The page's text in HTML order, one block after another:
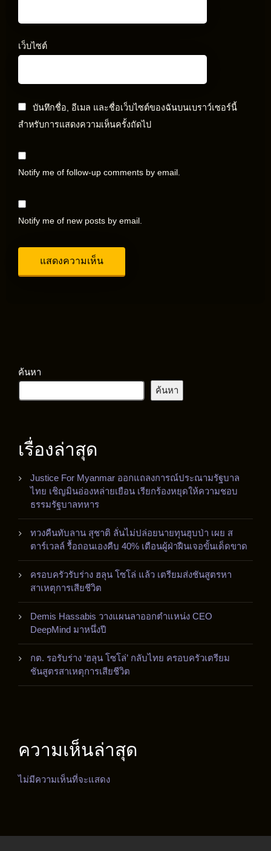
เว็บไซต์
บันทึกชื่อ, อีเมล และชื่อเว็บไซต์ของฉันบนเบราว์เซอร์นี้
สำหรับการแสดงความเห็นครั้งถัดไป
Notify me of follow-up comments by email.
Notify me of new posts by email.
ค้นหา
ค้นหา
เรื่องล่าสุด
Justice For Myanmar ออกแถลงการณ์ประณามรัฐบาล
ไทย เชิญมินอ่องหล่ายเยือน เรียกร้องหยุดให้ความชอบ
ธรรมรัฐบาลทหาร
ทวงคืนทับลาน สุชาติ ลั่นไม่ปล่อยนายทุนฮุบป่า เผย ส
ตาร์เวลล์ รื้อถอนเองคืบ 40% เตือนผู้ฝ่าฝืนเจอขั้นเด็ดขาด
ครอบครัวรับร่าง ฮลุน โซโล่ แล้ว เตรียมส่งชันสูตรหา
สาเหตุการเสียชีวิต
Demis Hassabis วางแผนลาออกตำแหน่ง CEO
DeepMind มาหนึ่งปี
กต. รอรับร่าง ‘ฮลุน โซโล่’ กลับไทย ครอบครัวเตรียม
ชันสูตรสาเหตุการเสียชีวิต
ความเห็นล่าสุด
ไม่มีความเห็นที่จะแสดง